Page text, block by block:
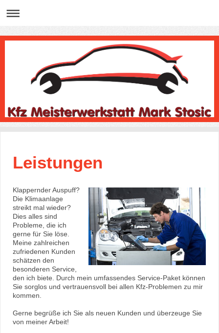
Leistungen
Klappernder Auspuff?
Die Klimaanlage
streikt mal wieder?
Dies alles sind
Probleme, die ich
gerne für Sie löse.
Meine zahlreichen
zufriedenen Kunden
schätzen den
besonderen Service,
den ich biete. Durch mein umfassendes Service-Paket können
Sie sorglos und vertrauensvoll bei allen Kfz-Problemen zu mir
kommen.
Gerne begrüße ich Sie als neuen Kunden und überzeuge Sie
von meiner Arbeit!